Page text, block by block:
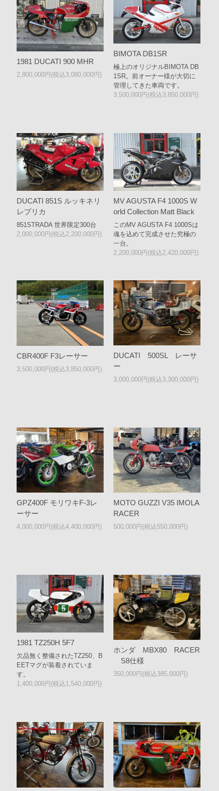
1981 DUCATI 900 MHR
2,800,000円(税込3,080,000円)
BIMOTA DB1SR
極上のオリジナルBIMOTA DB
1SR。前オーナー様が大切に
管理してきた車両です。
3,500,000円(税込3,850,000円)
DUCATI 851S ルッキネリ
レプリカ
851STRADA 世界限定300台
2,000,000円(税込2,200,000円)
MV AGUSTA F4 1000S W
orld Collection Matt Black
このMV AGUSTA F4 1000Sは
魂を込めて完成させた究極の
一台。
2,200,000円(税込2,420,000円)
CBR400F F3レーサー
3,500,000円(税込3,850,000円)
DUCATI 500SL レーサ
ー
3,000,000円(税込3,300,000円)
GPZ400F モリワキF-3レ
ーサー
4,000,000円(税込4,400,000円)
MOTO GUZZI V35 IMOLA
RACER
500,000円(税込550,000円)
1981 TZ250H 5F7
欠品無く整備されたTZ250、B
EETマグが装着されていま
す。
1,400,000円(税込1,540,000円)
ホンダ MBX80 RACER
S8仕様
350,000円(税込385,000円)